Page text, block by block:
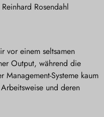
Rosendahl
vor einem seltsamen
Output, während die
Systeme kaum
und deren